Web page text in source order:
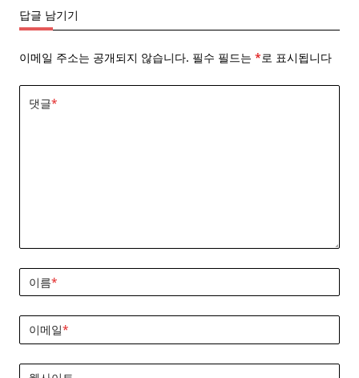
답글 남기기
이메일 주소는 공개되지 않습니다. 필수 필드는 *로 표시됩니다
댓글*
이름*
이메일*